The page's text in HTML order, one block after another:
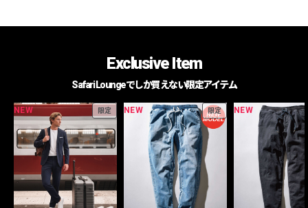
Exclusive Item
Safari Loungeでしか買えない限定アイテム
NEW 限定 NEW 限定 NEW